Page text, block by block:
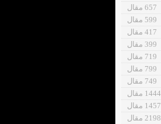
657 مقال
599 مقال
417 مقال
399 مقال
719 مقال
799 مقال
749 مقال
1444 مقال
1457 مقال
2198 مقال